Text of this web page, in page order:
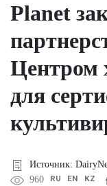
Planet
Центром
для
Источник:
960
RU EN KZ